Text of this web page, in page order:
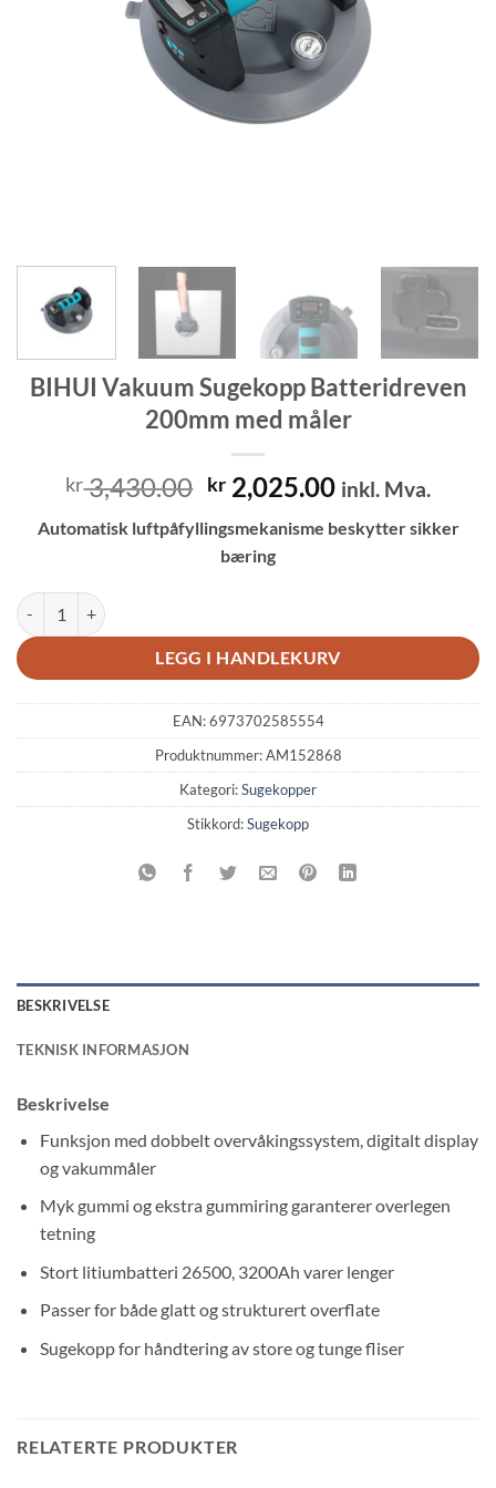
BIHUI Vakuum Sugekopp Batteridreven
200mm med måler
kr3,430.00 Opprinnelig
pris
var:
kr 3,430.00.
kr2,025.00Nåværende
er:
inkl. Mva.
Automatisk luftpåfyllingsmekanisme beskytter sikker
bæring
BIHUI Vakuum Sugekopp Batteridreven 200mm med måler antall
LEGG I HANDLEKURV
EAN:6973702585554
Produktnummer:AM152868
Kategori:Sugekopper
Stikkord:Sugekopp
BESKRIVELSE
TEKNISK INFORMASJON
Beskrivelse
Funksjon med dobbelt overvåkingssystem, digitalt display
og vakummåler
Myk gummi og ekstra gummiring garanterer overlegen
tetning
Stort litiumbatteri 26500, 3200Ah varer lenger
Passer for både glatt og strukturert overflate
Sugekopp for håndtering av store og tunge fliser
RELATERTE PRODUKTER